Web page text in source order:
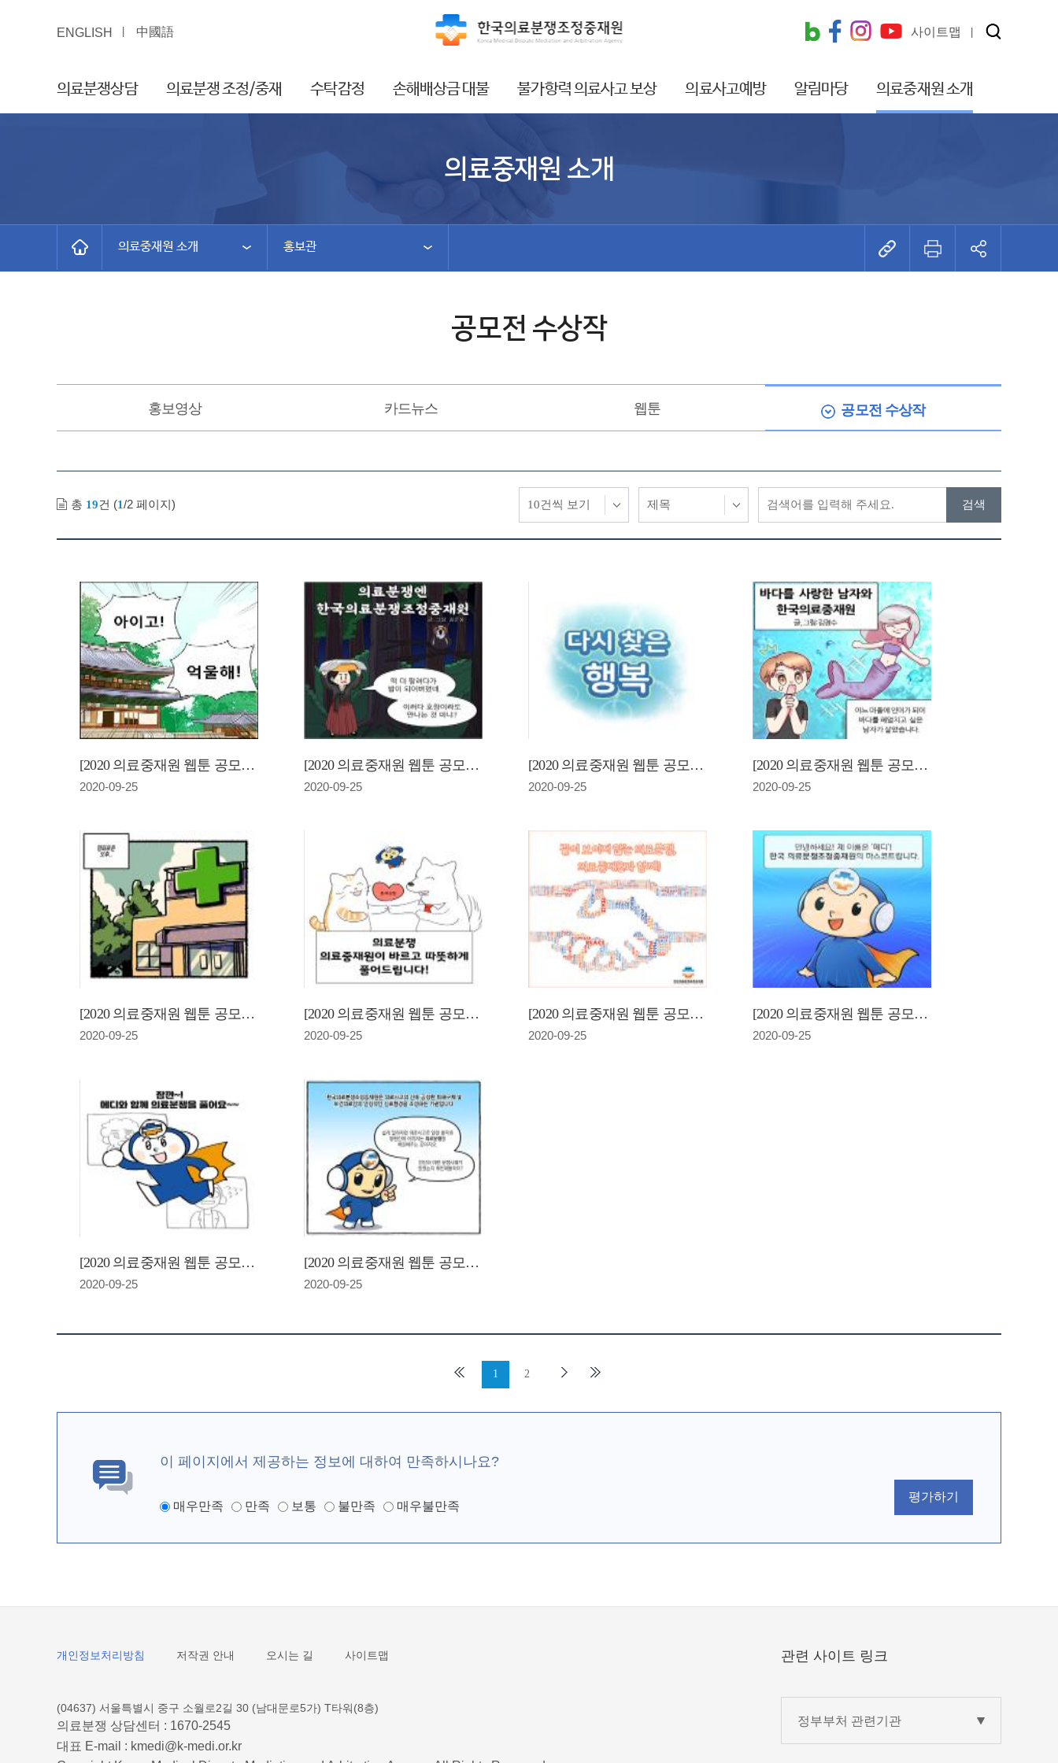
ENGLISH 中國語 사이트맵
의료분쟁상담 의료분쟁 조정/중재 수탁감정 손해배상금 대불 불가항력 의료사고 보상 의료사고예방 알림마당 의료중재원 소개
의료중재원 소개
의료중재원 소개 홍보관
공모전 수상작
홍보영상 카드뉴스 웹툰 공모전 수상작
총 19건 (1/2 페이지)
[2020 의료중재원 웹툰 공모전] 심봉사의 의료분쟁 조정 성공기(최우수상)
2020-09-25
[2020 의료중재원 웹툰 공모전] 의료분쟁엔 한국의료분쟁조정중재원(우수상)
2020-09-25
[2020 의료중재원 웹툰 공모전] 다시 찾은 행복(우수상)
2020-09-25
[2020 의료중재원 웹툰 공모전] 바다를 사랑한 남자와 한국의료중재원(장려상)
2020-09-25
[2020 의료중재원 웹툰 공모전] 웹툰으로 알아보는 한국의료분쟁조정중재원의 순기능(장려상)
2020-09-25
[2020 의료중재원 웹툰 공모전]의료분쟁, 의료중재원이 바르고 따뜻하게 풀어드립니다(장려상)
2020-09-25
[2020 의료중재원 웹툰 공모전]끝이 보이지 않은 의료분쟁, 의료중재원과 함께!(장려상)
2020-09-25
[2020 의료중재원 웹툰 공모전]메디가 알려주는 "의료분쟁조정중재원"(입상)
2020-09-25
[2020 의료중재원 웹툰 공모전]바르고 따뜻하게 환자와 의료진의 의료분쟁을 풀어드립니다.(입상)
2020-09-25
[2020 의료중재원 웹툰 공모전] 한국의료분쟁조정중재원 홍보 웹툰_조정사례(입상)
2020-09-25
1 2
이 페이지에서 제공하는 정보에 대하여 만족하시나요?
매우만족 만족 보통 불만족 매우불만족
평가하기
개인정보처리방침 저작권 안내 오시는 길 사이트맵
(04637) 서울특별시 중구 소월로2길 30 (남대문로5가) T타워(8층)
의료분쟁 상담센터 : 1670-2545
대표 E-mail : kmedi@k-medi.or.kr
관련 사이트 링크
정부부처 관련기관